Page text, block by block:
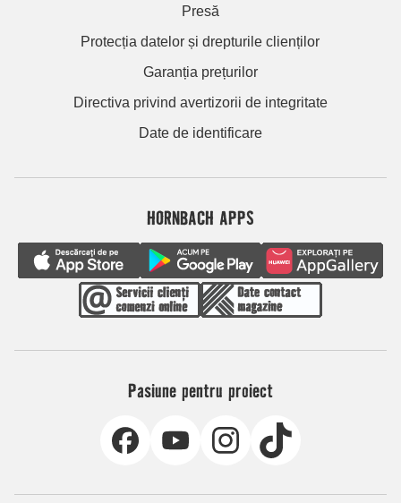
Presă
Protecția datelor și drepturile clienților
Garanția prețurilor
Directiva privind avertizorii de integritate
Date de identificare
HORNBACH APPS
Pasiune pentru proiect